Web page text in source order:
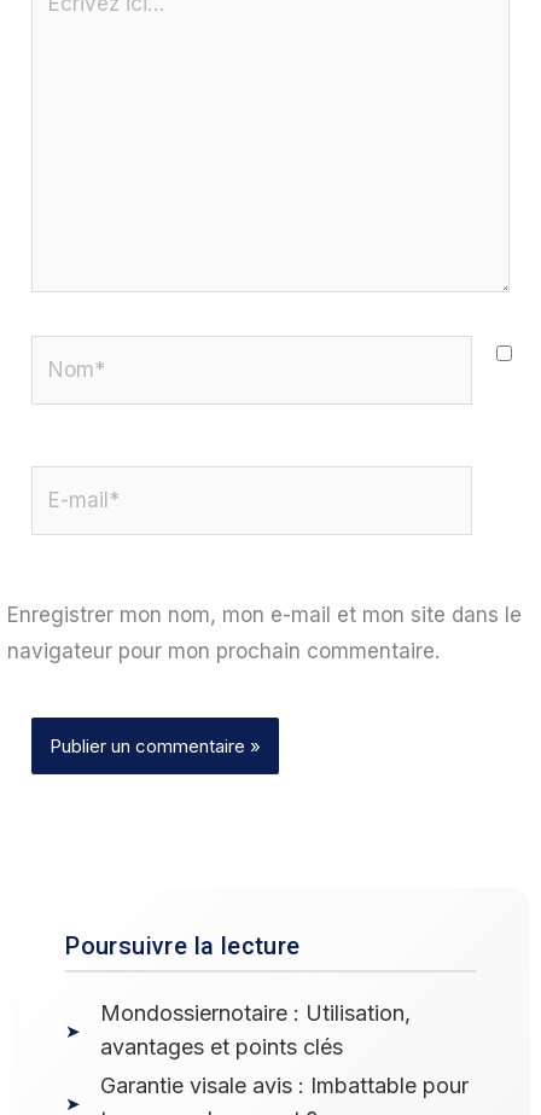
Enregistrer mon nom, mon e-mail et mon site dans le
navigateur pour mon prochain commentaire.
Poursuivre la lecture
Mondossiernotaire : Utilisation,
avantages et points clés
Garantie visale avis : Imbattable pour